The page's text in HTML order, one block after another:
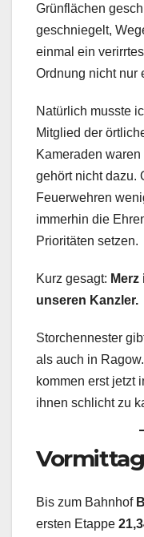
Grünflächen
geschniegelt,
einmal ein
Ordnung nicht nur
Natürlich musste
Mitglied der
Kameraden
gehört nicht dazu.
Feuerwehren
immerhin die
Prioritäten setzen.
Kurz gesagt:
unseren Kanzler.
Storchennester
als auch in
kommen erst jetzt
ihnen schlicht zu
Bis zum Bahnhof
ersten Etappe